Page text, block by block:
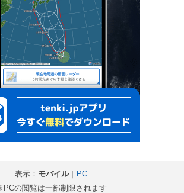
表示： モバイル｜
PC
の閲覧は一部制限されます